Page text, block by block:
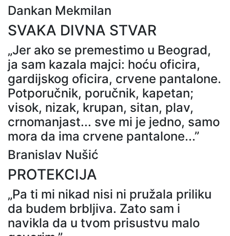
Dankan Mekmilan
SVAKA DIVNA STVAR
„Jer ako se premestimo u Beograd,
ja sam kazala majci: hoću oficira,
gardijskog oficira, crvene pantalone.
Potporučnik, poručnik, kapetan;
visok, nizak, krupan, sitan, plav,
crnomanjast... sve mi je jedno, samo
mora da ima crvene pantalone...”
Branislav Nušić
PROTEKCIJA
„Pa ti mi nikad nisi ni pružala priliku
da budem brbljiva. Zato sam i
navikla da u tvom prisustvu malo